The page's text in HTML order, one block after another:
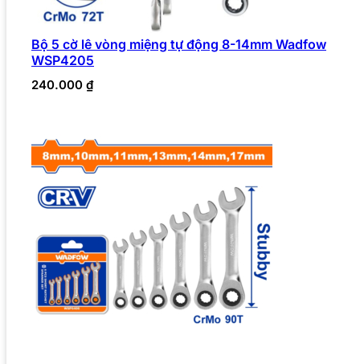
Bộ 5 cờ lê vòng miệng tự động 8-14mm Wadfow
WSP4205
240.000 ₫